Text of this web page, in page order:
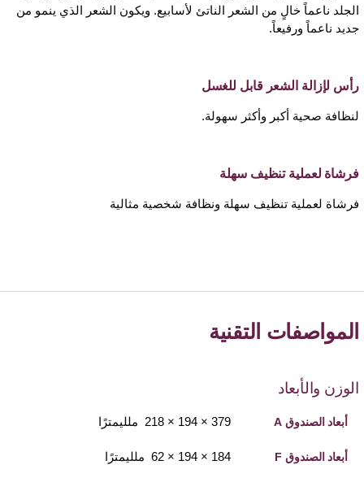
الجلد ناعماً خالٍ من الشعر الناتئ لأسابيع. ويكون الشعر الذي ينمو من
جديد ناعماً ورفيعاً.
رأس لإزالة الشعر قابل للغسل
لنظافة صحية أكبر وأكثر سهولة.
فرشاة لعملية تنظيف سهلة
فرشاة لعملية تنظيف سهلة ونظافة شخصية مثالية
المواصفات التقنية
الوزن والأبعاد
أبعاد الصندوق A 379 × 194 × 218 ملليمترًا
أبعاد الصندوق F 184 × 194 × 62 ملليمترًا